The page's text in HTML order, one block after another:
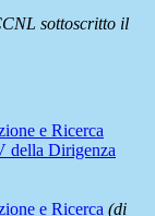
sottoscritto il
e Ricerca
della Dirigenza
e Ricerca (di